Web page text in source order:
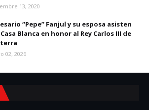
13, 2020
“Pepe” Fanjul y su esposa asisten
Blanca en honor al Rey Carlos III de
02, 2026